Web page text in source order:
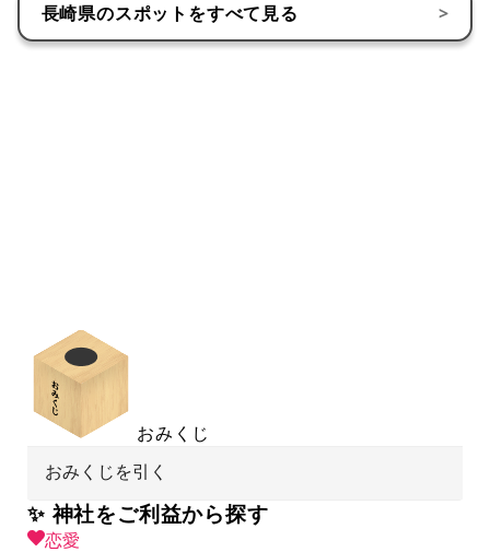
長崎県のスポットをすべて見る >
おみくじ
おみくじを引く
✨ 神社をご利益から探す
恋愛